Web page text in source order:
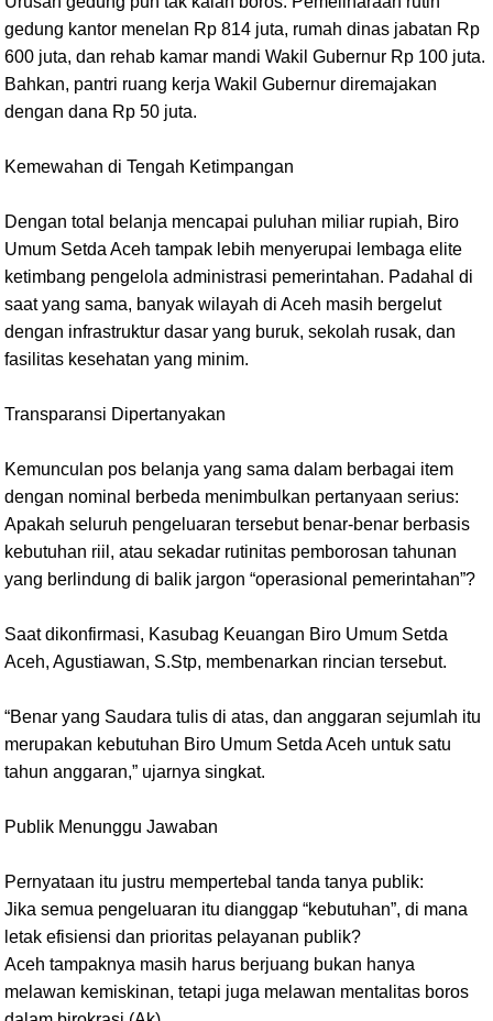
gedung kantor menelan Rp 814 juta, rumah dinas jabatan Rp
600 juta, dan rehab kamar mandi Wakil Gubernur Rp 100 juta.
Bahkan, pantri ruang kerja Wakil Gubernur diremajakan
dengan dana Rp 50 juta.
Kemewahan di Tengah Ketimpangan
Dengan total belanja mencapai puluhan miliar rupiah, Biro
Umum Setda Aceh tampak lebih menyerupai lembaga elite
ketimbang pengelola administrasi pemerintahan. Padahal di
saat yang sama, banyak wilayah di Aceh masih bergelut
dengan infrastruktur dasar yang buruk, sekolah rusak, dan
fasilitas kesehatan yang minim.
Transparansi Dipertanyakan
Kemunculan pos belanja yang sama dalam berbagai item
dengan nominal berbeda menimbulkan pertanyaan serius:
Apakah seluruh pengeluaran tersebut benar-benar berbasis
kebutuhan riil, atau sekadar rutinitas pemborosan tahunan
yang berlindung di balik jargon “operasional pemerintahan”?
Saat dikonfirmasi, Kasubag Keuangan Biro Umum Setda
Aceh, Agustiawan, S.Stp, membenarkan rincian tersebut.
“Benar yang Saudara tulis di atas, dan anggaran sejumlah itu
merupakan kebutuhan Biro Umum Setda Aceh untuk satu
tahun anggaran,” ujarnya singkat.
Publik Menunggu Jawaban
Pernyataan itu justru mempertebal tanda tanya publik:
Jika semua pengeluaran itu dianggap “kebutuhan”, di mana
letak efisiensi dan prioritas pelayanan publik?
Aceh tampaknya masih harus berjuang bukan hanya
melawan kemiskinan, tetapi juga melawan mentalitas boros